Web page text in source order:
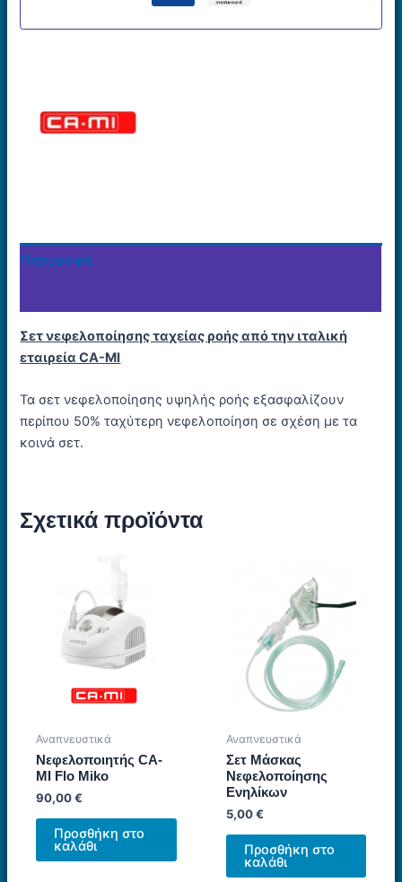
Περιγραφή
Σετ νεφελοποίησης ταχείας ροής από την ιταλική
εταιρεία CA-MI
Τα σετ νεφελοποίησης υψηλής ροής εξασφαλίζουν
περίπου 50% ταχύτερη νεφελοποίηση σε σχέση με τα
κοινά σετ.
Σχετικά προϊόντα
Αναπνευστικά
Νεφελοποιητής CA-
MI Flo Miko
90,00€
Προσθήκη στο
καλάθι
Αναπνευστικά
Σετ Μάσκας
Νεφελοποίησης
Ενηλίκων
5,00€
Προσθήκη στο
καλάθι